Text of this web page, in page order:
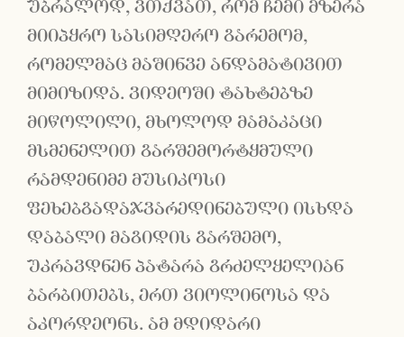
უბრალოდ, ვთქვათ, რომ ჩემი მზერა
მიიპყრო სასიმღერო გარემომ,
რომელმაც მაშინვე ანდამატივით
მიმიზიდა. ვიდეოში ტახტებზე
მიწოლილი, მხოლოდ მამაკაცი
მსმენელით გარშემორტყმული
რამდენიმე მუსიკოსი
ფეხებგადაჯვარედინებული ისხდა
დაბალი მაგიდის გარშემო,
უკრავდნენ პატარა გრძელყელიან
ბარბითებს, ერთ ვიოლინოსა და
აკორდეონს. ამ მდიდარი